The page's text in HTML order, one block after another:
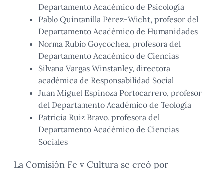
Departamento Académico de Psicología
Pablo Quintanilla Pérez-Wicht, profesor del
Departamento Académico de Humanidades
Norma Rubio Goycochea, profesora del
Departamento Académico de Ciencias
Silvana Vargas Winstanley, directora
académica de Responsabilidad Social
Juan Miguel Espinoza Portocarrero, profesor
del Departamento Académico de Teología
Patricia Ruiz Bravo, profesora del
Departamento Académico de Ciencias
Sociales
La Comisión Fe y Cultura se creó por